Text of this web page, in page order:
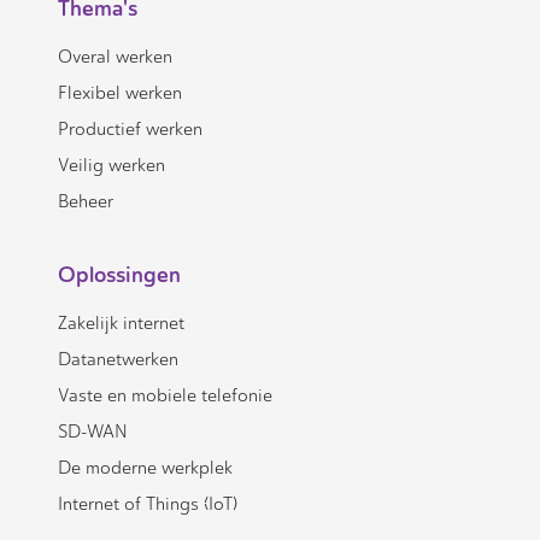
Thema's
Overal werken
Flexibel werken
Productief werken
Veilig werken
Beheer
Oplossingen
Zakelijk internet
Datanetwerken
Vaste en mobiele telefonie
SD-WAN
De moderne werkplek
Internet of Things (IoT)